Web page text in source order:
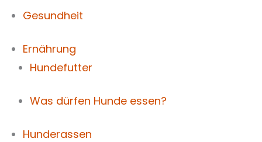
Gesundheit
Ernährung
Hundefutter
Was dürfen Hunde essen?
Hunderassen